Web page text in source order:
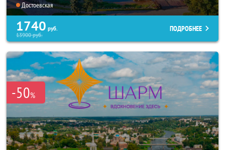
Достоевская
1740 руб.
13900руб.
ПОДРОБНЕЕ
-50%